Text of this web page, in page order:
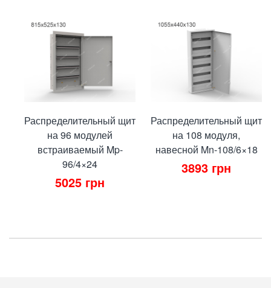
Распределительный щит
на 96 модулей
встраиваемый Mp-
96/4×24
5025 грн
Распределительный щит
на 108 модуля,
навесной Mn-108/6×18
3893 грн